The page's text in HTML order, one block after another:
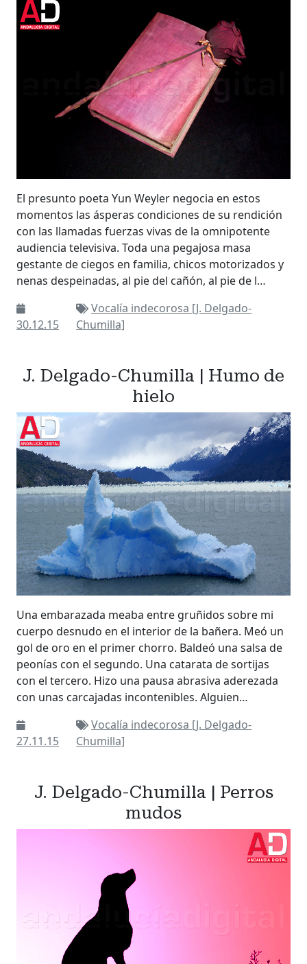
El presunto poeta Yun Weyler negocia en estos
momentos las ásperas condiciones de su rendición
con las llamadas fuerzas vivas de la omnipotente
audiencia televisiva. Toda una pegajosa masa
gestante de ciegos en familia, chicos motorizados y
nenas despeinadas, al pie del cañón, al pie de l…
30.12.15
Vocalía indecorosa [J. Delgado-
Chumilla]
J. Delgado-Chumilla | Humo de
hielo
Una embarazada meaba entre gruñidos sobre mi
cuerpo desnudo en el interior de la bañera. Meó un
gol de oro en el primer chorro. Baldeó una salsa de
peonías con el segundo. Una catarata de sortijas
con el tercero. Hizo una pausa abrasiva aderezada
con unas carcajadas incontenibles. Alguien…
27.11.15
Vocalía indecorosa [J. Delgado-
Chumilla]
J. Delgado-Chumilla | Perros
mudos